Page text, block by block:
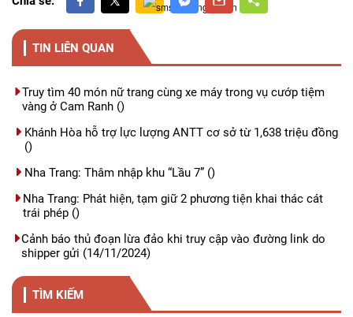
TIN LIÊN QUAN
Truy tìm 40 món nữ trang cùng xe máy trong vụ cướp tiệm
vàng ở Cam Ranh()
Khánh Hòa hỗ trợ lực lượng ANTT cơ sở từ 1,638 triệu đồng
()
Nha Trang: Thâm nhập khu “Lầu 7” ()
Nha Trang: Phát hiện, tạm giữ 2 phương tiện khai thác cát
trái phép ()
Cảnh báo thủ đoạn lừa đảo khi truy cập vào đường link do
shipper gửi (14/11/2024)
TÌM KIẾM